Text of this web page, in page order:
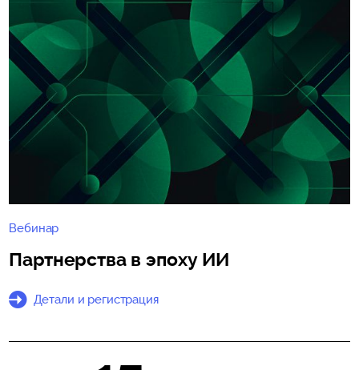
Вебинар
Партнерства в эпоху ИИ
Детали и регистрация